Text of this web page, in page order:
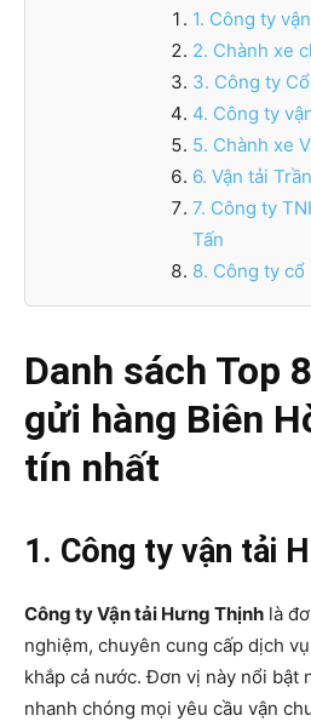
1. Công ty
2. Chành xe
3. Công ty
4. Công ty
5. Chành xe
6. Vận tải
7. Công ty
Tấn
8. Công ty cổ
Danh sách Top
gửi hàng Biên
tín nhất
1. Công ty vận tải
Công ty Vận tải Hưng Thịnh là
nghiệm, chuyên cung cấp dịch
khắp cả nước. Đơn vị này nổi bật
nhanh chóng mọi yêu cầu vận